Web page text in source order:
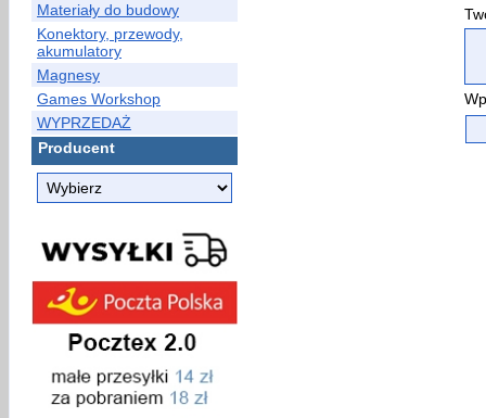
Materiały do budowy
Konektory, przewody,
akumulatory
Magnesy
Games Workshop
WYPRZEDAŻ
Producent